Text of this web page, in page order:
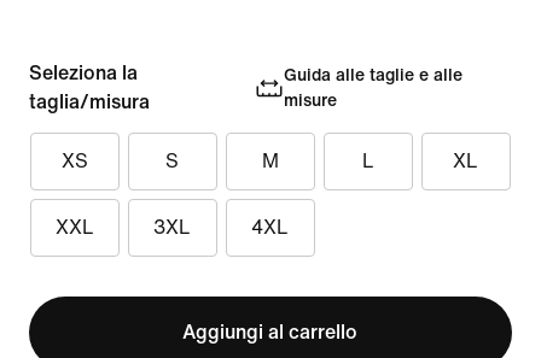
Seleziona la
taglia/misura
Guida alle taglie e alle
misure
XS S M L XL
XXL 3XL 4XL
Aggiungi al carrello